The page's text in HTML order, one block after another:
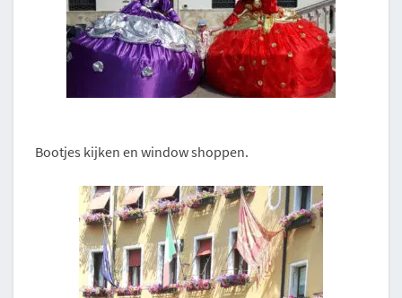
Bootjes kijken en window shoppen.